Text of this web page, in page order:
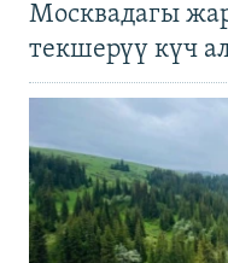
Москвадагы
текшерүү күч